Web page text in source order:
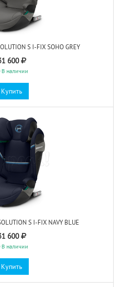
S I-FIX SOHO GREY
600
В наличии
Купить
S I-FIX NAVY BLUE
600
В наличии
Купить